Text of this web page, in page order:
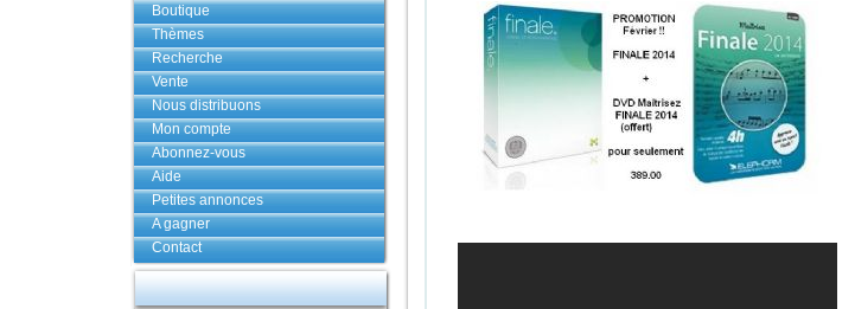
Boutique
Thèmes
Recherche
Vente
Nous distribuons
Mon compte
Abonnez-vous
Aide
Petites annonces
A gagner
Contact